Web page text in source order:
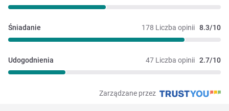
178 Liczba opinii 8.3/10
Śniadanie
47 Liczba opinii 2.7/10
Udogodnienia
Zarządzane przez